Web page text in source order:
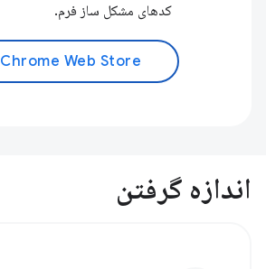
کدهای مشکل ساز فرم.
Chrome Web Store
اندازه گرفتن